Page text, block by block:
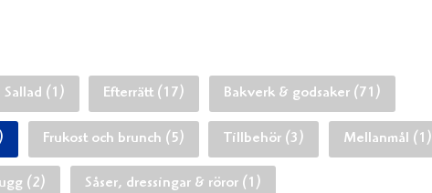
Sallad (1) Efterrätt (17) Bakverk & godsaker (71)
Frukost och brunch (5) Tillbehör (3) Mellanmål (1)
(2) Såser, dressingar & röror (1)